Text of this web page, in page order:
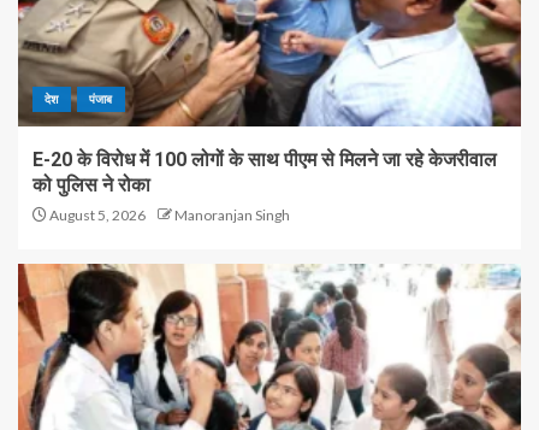
देश पंजाब
E-20 के विरोध में 100 लोगों के साथ पीएम से मिलने जा रहे केजरीवाल
को पुलिस ने रोका
August 5, 2026 Manoranjan Singh